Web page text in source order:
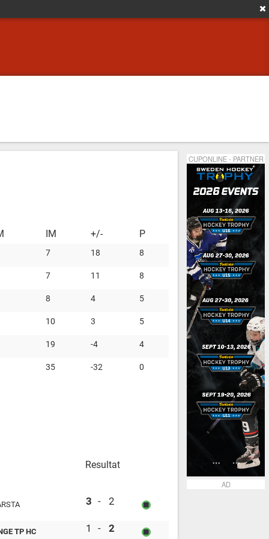
IM +/- P
7 18 8
7 11 8
8 4 5
10 3 5
19 -4 4
35 -32 0
Resultat
Järna SK vs FOC Farsta
3 - 2
TP HC Skutskär SK vs Tullinge TP HC
1 - 2
CUPONLINE - PARTNER
AD